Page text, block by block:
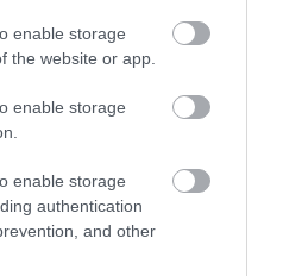
enable storage
the website or app.
enable storage
enable storage
authentication
and other
szimulálták a térbeli
a tájat, a
átstrukturálódtak.
ki a tudatot – egy
rajta